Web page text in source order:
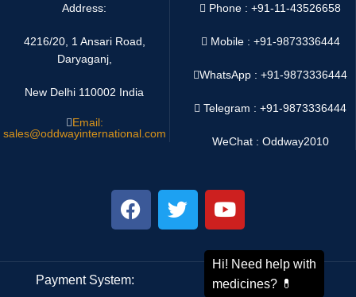
Address:
4216/20, 1 Ansari Road,
Daryaganj,
New Delhi 110002 India
Email:
sales@oddwayinternational.com
Phone : +91-11-43526658
Mobile : +91-9873336444
WhatsApp :+91-9873336444
Telegram : +91-9873336444
WeChat : Oddway2010
Payment System: Shipping System: